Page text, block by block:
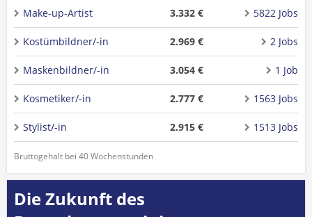
Make-up-Artist 3.332 € 5822 Jobs
Kostümbildner/-in 2.969 € 2 Jobs
Maskenbildner/-in 3.054 € 1 Job
Kosmetiker/-in 2.777 € 1563 Jobs
Stylist/-in 2.915 € 1513 Jobs
Bruttogehalt bei 40 Wochenstunden
Die Zukunft des